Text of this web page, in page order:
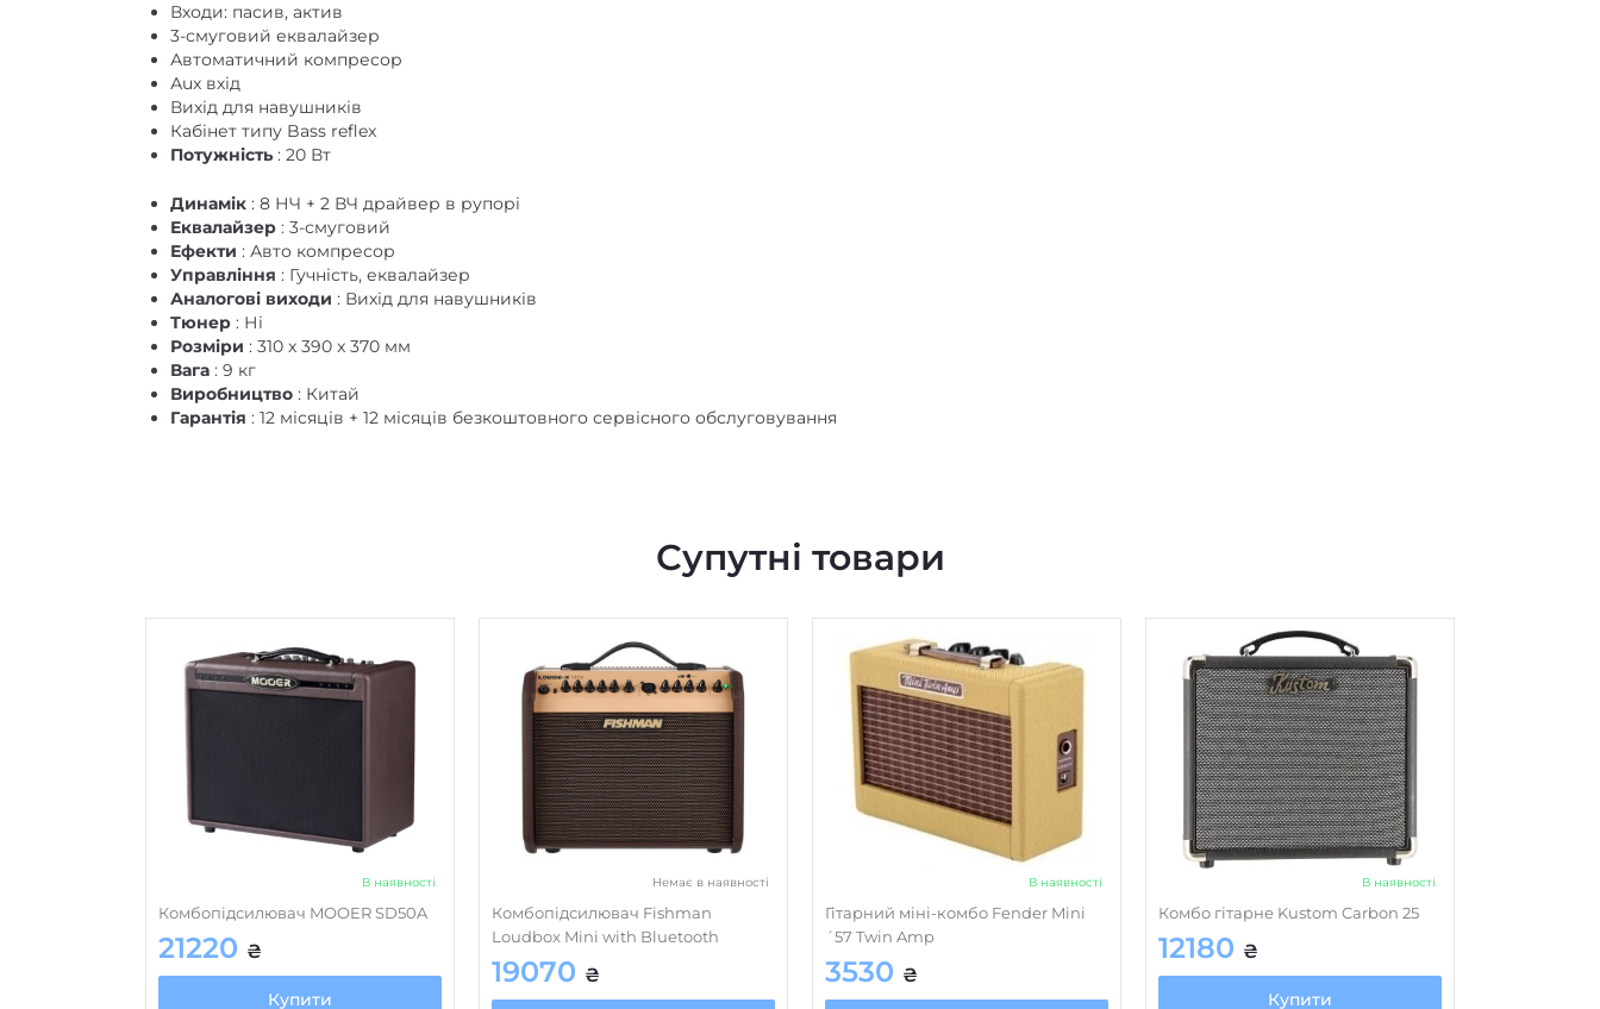
Входи: пасив, актив
3-смуговий еквалайзер
Автоматичний компресор
Аux вхід
Вихід для навушників
Кабінет типу Bass reflex
Потужність : 20 Вт
Динамік : 8 НЧ + 2 ВЧ драйвер в рупорі
Еквалайзер : 3-смуговий
Ефекти : Авто компресор
Управління : Гучність, еквалайзер
Аналогові виходи : Вихід для навушників
Тюнер : Ні
Розміри : 310 x 390 x 370 мм
Вага : 9 кг
Виробництво : Китай
Гарантія : 12 місяців + 12 місяців безкоштовного сервісного обслуговування
Супутні товари
В наявності
Комбопідсилювач MOOER SD50A
21220 ₴
Купити
Немає в наявності
Комбопідсилювач Fishman
Loudbox Mini with Bluetooth
19070 ₴
В наявності
Гітарний міні-комбо Fender Mini
´57 Twin Amp
3530 ₴
В наявності
Комбо гітарне Kustom Carbon 25
12180 ₴
Купити